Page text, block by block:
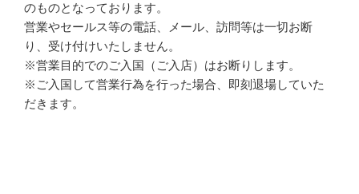
のものとなっております。
営業やセールス等の電話、メール、訪問等は一切お断
り、受け付けいたしません。
※営業目的でのご入国（ご入店）はお断りします。
※ご入国して営業行為を行った場合、即刻退場していた
だきます。